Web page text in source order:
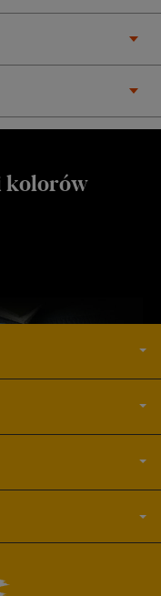
kolorów